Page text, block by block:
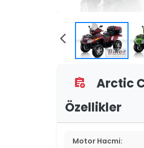
arrow_back_ios
assignment_add
Arctic
Özellikler
Motor Hacmi: